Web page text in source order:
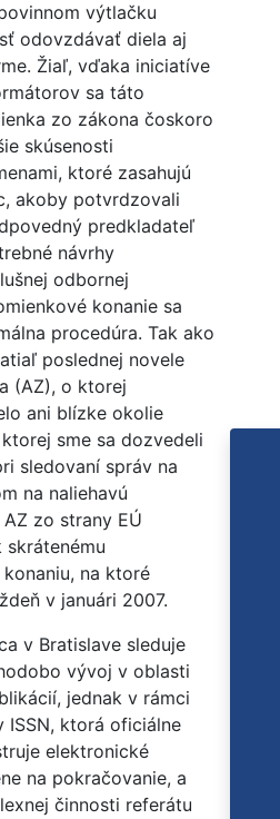
výtlačku
odovzdávať diela aj
Žiaľ, vďaka iniciatíve
sa táto
zo zákona čoskoro
skúsenosti
ktoré zasahujú
akoby potvrdzovali
predkladateľ
návrhy
odbornej
konanie sa
procedúra. Tak ako
poslednej novele
(AZ), o ktorej
ani blízke okolie
sme sa dozvedeli
sledovaní správ na
na naliehavú
zo strany EÚ
skrátenému
na ktoré
v januári 2007.
v Bratislave sleduje
vývoj v oblasti
jednak v rámci
ISSN, ktorá oficiálne
elektronické
na pokračovanie, a
činnosti referátu